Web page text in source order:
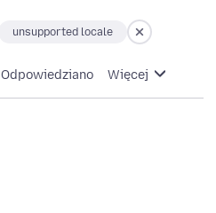
unsupported locale
Odpowiedziano Więcej